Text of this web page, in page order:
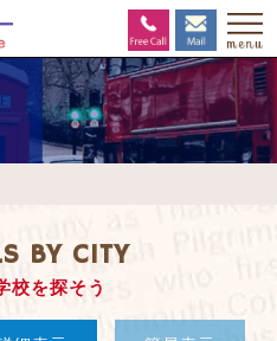
BY CITY
校を探そう